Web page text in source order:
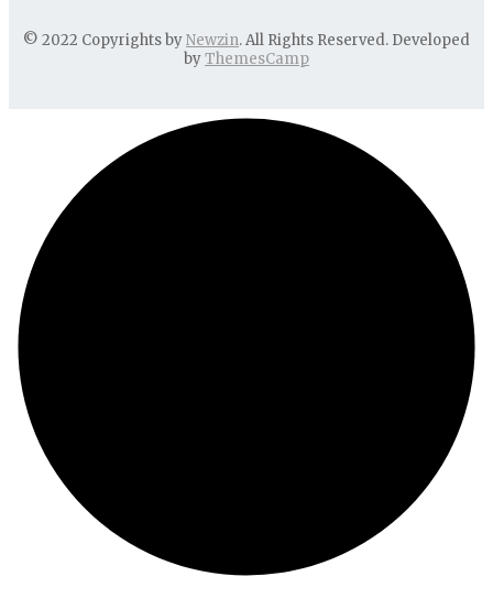
© 2022 Copyrights byNewzin. All Rights Reserved. Developed
byThemesCamp